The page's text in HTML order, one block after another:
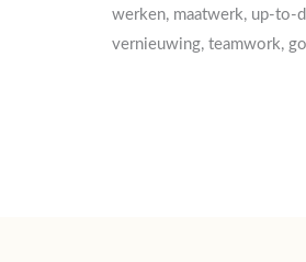
werken, maatwerk, up-to-
vernieuwing, teamwork,